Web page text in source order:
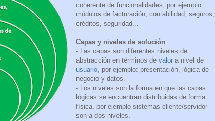
coherente de funcionalidades, por ejemplo
módulos de facturación, contabilidad, seguros,
créditos, seguridad...
Capas y niveles de solución:
- Las capas son diferentes niveles de
abstracción en términos de valor a nivel de
usuario , por ejemplo: presentación, lógica de
negocio y datos.
- Los niveles son la forma en que las capas
lógicas se encuentran distribuidas de forma
física, por ejemplo sistemas cliente/servidor
son a dos niveles.